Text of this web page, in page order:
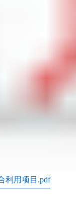
利用项目.pdf